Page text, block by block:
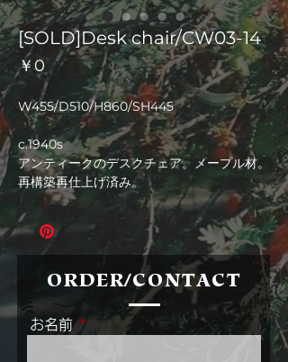
[SOLD]Desk chair/CW03-14
￥0価
格
W455/D510/H860/SH445
c.1940s
アンティークのデスクチェア。メープル材。
再構築再仕上げ済み。
ORDER/CONTACT
お名前